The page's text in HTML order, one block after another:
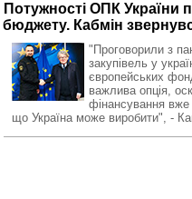
Потужності ОПК України
бюджету. Кабмін
"Проговорили з
закупівель у
європейських
важлива опція,
фінансування вже
що Україна може виробити", -